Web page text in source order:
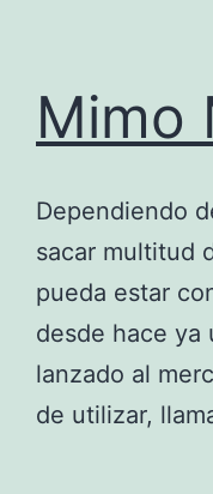
Mimo
Dependiendo
sacar multitud
pueda estar
desde hace ya
lanzado al
de utilizar,